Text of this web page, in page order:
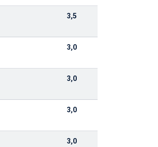
3,5
3,0
3,0
3,0
3,0